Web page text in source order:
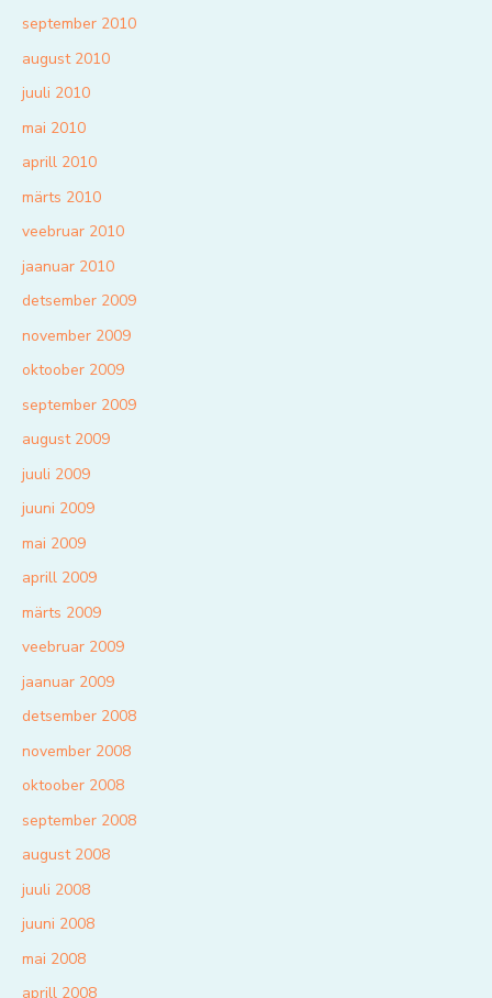
september 2010
august 2010
juuli 2010
mai 2010
aprill 2010
märts 2010
veebruar 2010
jaanuar 2010
detsember 2009
november 2009
oktoober 2009
september 2009
august 2009
juuli 2009
juuni 2009
mai 2009
aprill 2009
märts 2009
veebruar 2009
jaanuar 2009
detsember 2008
november 2008
oktoober 2008
september 2008
august 2008
juuli 2008
juuni 2008
mai 2008
aprill 2008